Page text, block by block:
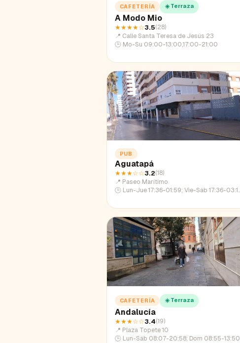
CAFETERÍA ☀️ Terraza
A Modo Mio
★★★★☆3.5(28)
📍 Calle Santa Teresa de Jesús 23
🕒 Mo-Su 09:00-13:00,17:00-21:00
PUB
Aguatapá
★★★☆☆3.2(18)
📍 Paseo Marítimo
🕒 Lun-Jue 17:36-01:59; Vie-Sáb 17:36-03:19; Dom 17:36-01:11
CAFETERÍA ☀️ Terraza
Andalucía
★★★☆☆3.4(19)
📍 Plaza Topete 10
🕒 Lun-Sáb 08:07-20:58; Dom 08:55-13:50